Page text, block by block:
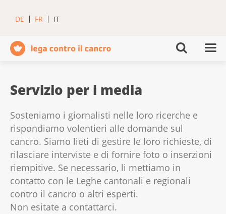
DE FR IT
Servizio per i media
Sosteniamo i giornalisti nelle loro ricerche e
rispondiamo volentieri alle domande sul
cancro. Siamo lieti di gestire le loro richieste, di
rilasciare interviste e di fornire foto o inserzioni
riempitive. Se necessario, li mettiamo in
contatto con le Leghe cantonali e regionali
contro il cancro o altri esperti.
Non esitate a contattarci.